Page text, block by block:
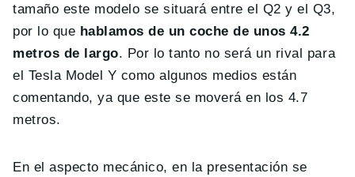
tamaño este modelo se situará entre el Q2 y el Q3,
por lo que hablamos de un coche de unos 4.2
metros de largo. Por lo tanto no será un rival para
el Tesla Model Y como algunos medios están
comentando, ya que este se moverá en los 4.7
metros.
En el aspecto mecánico, en la presentación se